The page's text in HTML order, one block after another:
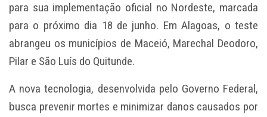
para sua implementação oficial no Nordeste, marcada
para o próximo dia 18 de junho. Em Alagoas, o teste
abrangeu os municípios de Maceió, Marechal Deodoro,
Pilar e São Luís do Quitunde.
A nova tecnologia, desenvolvida pelo Governo Federal,
busca prevenir mortes e minimizar danos causados por